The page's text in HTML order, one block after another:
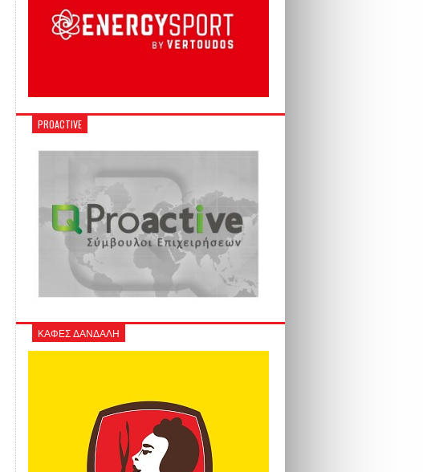
PROACTIVE
ΚΑΦΕΣ ΔΑΝΔΑΛΗ